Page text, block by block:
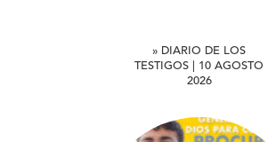
» DIARIO DE LOS
TESTIGOS | 10 AGOSTO
2026